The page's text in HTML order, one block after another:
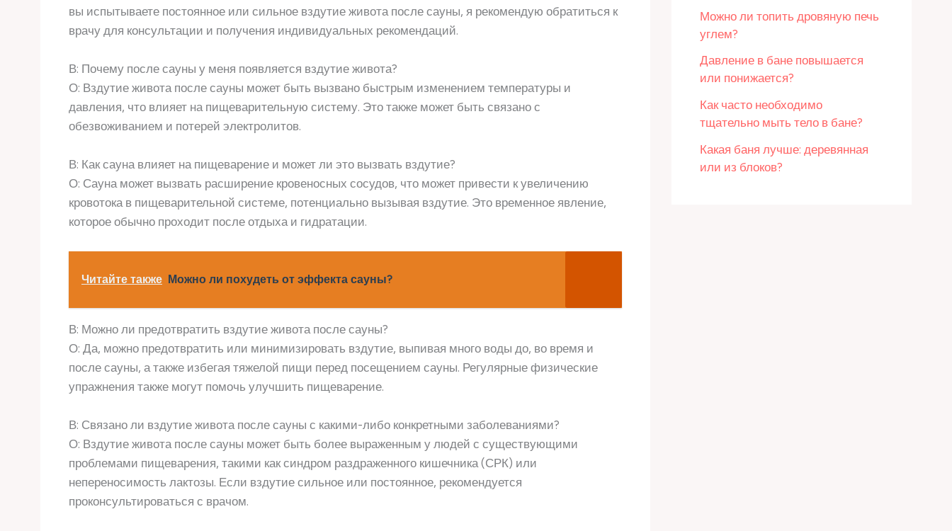
вы испытываете постоянное или сильное вздутие живота после сауны, я рекомендую обратиться к
врачу для консультации и получения индивидуальных рекомендаций.
В: Почему после сауны у меня появляется вздутие живота?
О: Вздутие живота после сауны может быть вызвано быстрым изменением температуры и
давления, что влияет на пищеварительную систему. Это также может быть связано с
обезвоживанием и потерей электролитов.
В: Как сауна влияет на пищеварение и может ли это вызвать вздутие?
О: Сауна может вызвать расширение кровеносных сосудов, что может привести к увеличению
кровотока в пищеварительной системе, потенциально вызывая вздутие. Это временное явление,
которое обычно проходит после отдыха и гидратации.
Читайте также Можно ли похудеть от эффекта сауны?
В: Можно ли предотвратить вздутие живота после сауны?
О: Да, можно предотвратить или минимизировать вздутие, выпивая много воды до, во время и
после сауны, а также избегая тяжелой пищи перед посещением сауны. Регулярные физические
упражнения также могут помочь улучшить пищеварение.
В: Связано ли вздутие живота после сауны с какими-либо конкретными заболеваниями?
О: Вздутие живота после сауны может быть более выраженным у людей с существующими
проблемами пищеварения, такими как синдром раздраженного кишечника (СРК) или
непереносимость лактозы. Если вздутие сильное или постоянное, рекомендуется
проконсультироваться с врачом.
Можно ли топить дровяную печь
углем?
Давление в бане повышается
или понижается?
Как часто необходимо
тщательно мыть тело в бане?
Какая баня лучше: деревянная
или из блоков?